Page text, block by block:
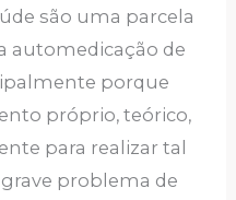
são uma parcela
automedicação de
porque
próprio, teórico,
para realizar tal
problema de